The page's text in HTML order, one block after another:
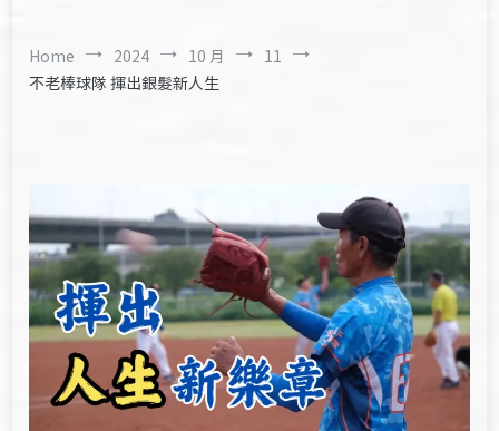
Home 2024 10 月
11
不老棒球隊 揮出銀髮新人生